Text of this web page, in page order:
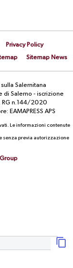
Privacy Policy
Sitemap News
Salernitana
di Salerno - iscrizione
n.144/2020
EAMAPRESS APS
Le informazioni contenute
senza previa autorizzazione